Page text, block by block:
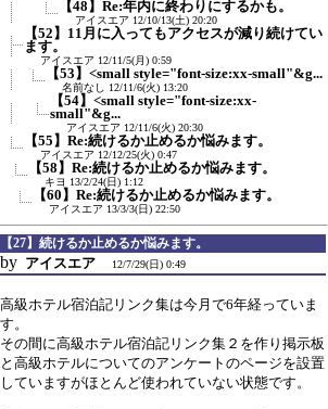
【48】Re:年内に終わりにするかも。
アイスエア 12/10/13(土) 20:20
【52】11月に入ってもアクセスが減り続けてい
ます。
アイスエア 12/11/5(月) 0:59
【53】<small style="font-size:xx-small"&g...
名前なし 12/11/6(火) 13:20
【54】<small style="font-size:xx-
small"&g...
アイスエア 12/11/6(火) 20:30
【55】Re:続けるか止めるか悩みます。
アイスエア 12/12/25(火) 0:47
【58】Re:続けるか止めるか悩みます。
キヨ 13/2/24(日) 1:12
【60】Re:続けるか止めるか悩みます。
アイスエア 13/3/3(日) 22:50
【27】続けるか止めるか悩みます。
by アイスエア 12/7/29(日) 0:49
高級ホテル宿泊記リンク集は今月で6年経っていま
す。
その間に高級ホテル宿泊記リンク集２を作り掲示板
と高級ホテルについてのアンケートのページを設置
していますがほとんど使われていない状態です。